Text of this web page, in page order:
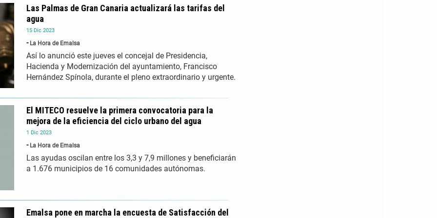
15 Dic 2023
La Hora de Emalsa
Las Palmas de Gran Canaria actualizará las tarifas del
agua
Así lo anunció este jueves el concejal de Presidencia,
Hacienda y Modernización del ayuntamiento, Francisco
Hernández Spínola, durante el pleno extraordinario y urgente.
1 Dic 2023
La Hora de Emalsa
El MITECO resuelve la primera convocatoria para la
mejora de la eficiencia del ciclo urbano del agua
Las ayudas oscilan entre los 3,3 y 7,9 millones y beneficiarán
a 1.676 municipios de 16 comunidades autónomas.
Emalsa pone en marcha la encuesta de Satisfacción del